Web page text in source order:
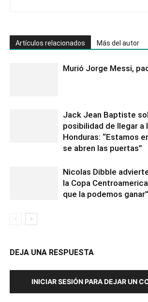
Artículos relacionados Más del autor
Murió Jorge Messi,
Jack Jean Baptiste
posibilidad de llegar a
Honduras: “Estamos
se abren las puertas”
Nicolas Dibble
la Copa
que la podemos ganar”
DEJA UNA RESPUESTA
INICIAR SESIÓN PARA DEJAR UN